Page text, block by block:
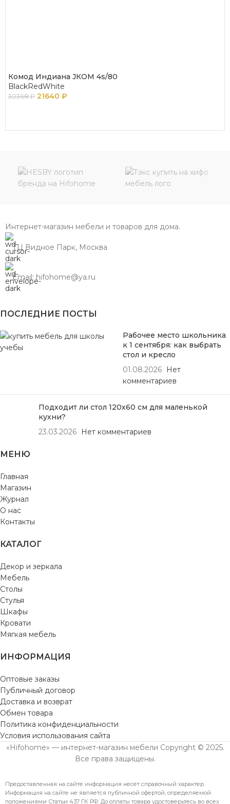
Комод Индиана JКОМ 4s/80
BlackRedWhite
30368₽ 21640 ₽
Интернет-магазин мебели и товаров для дома.
ТЦ Видное Парк, Москва
Email: hifohome@ya.ru
ПОСЛЕДНИЕ ПОСТЫ
Рабочее место школьника
к 1 сентября: как выбрать
стол и кресло
01.08.2026
Нет
комментариев
Подходит ли стол 120х60 см для маленькой
кухни?
23.03.2026
Нет комментариев
МЕНЮ
Главная
Магазин
Журнал
О нас
Контакты
КАТАЛОГ
Декор и зеркала
Мебель
Столы
Стулья
Шкафы
Кровати
Мягкая мебель
ИНФОРМАЦИЯ
Оптовые заказы
Публичный договор
Доставка и возврат
Обмен товара
Политика конфиденциальности
Условия использования сайта
«Hifohome» — интернет-магазин мебели Copyright © 2025.
Все права защищены.
Предоставленная на сайте информация несёт справочный характер.
Информация на сайте не является публичной офертой, определяемой
положениями Статьи 437 ГК РФ. До оплаты товара удостоверьтесь во всех